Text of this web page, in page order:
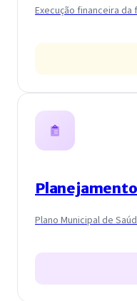
Execução financeira da
Planejamento
Plano Municipal de